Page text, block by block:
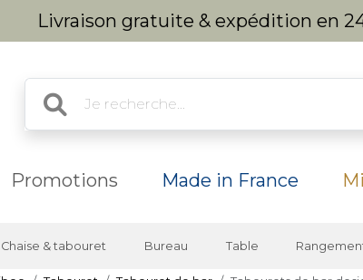
Livraison gratuite & expédition en
Promotions Made in France
Chaise & tabouret Bureau Table